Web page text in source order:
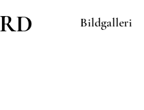
Bildgalleri